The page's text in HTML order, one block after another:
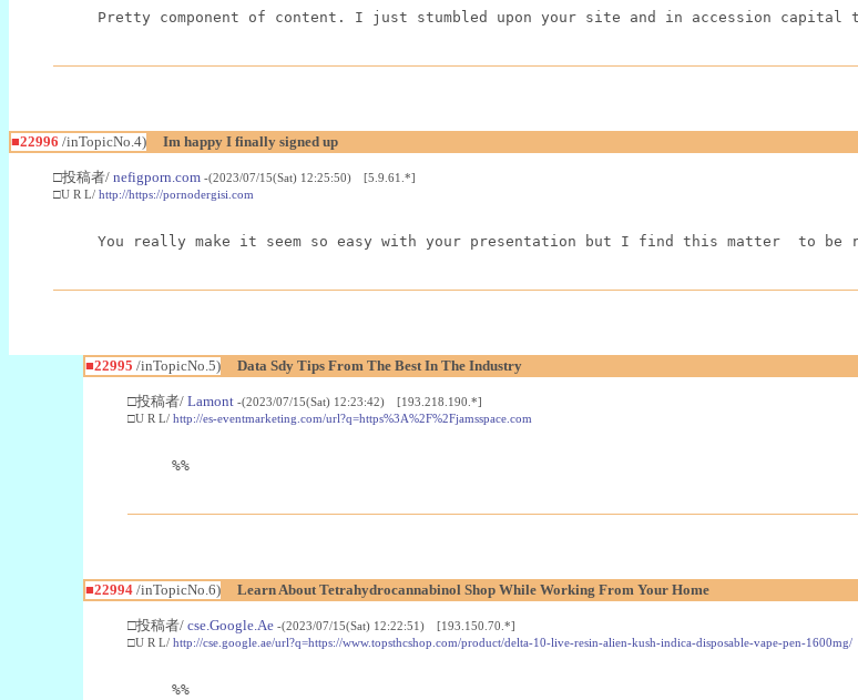
Pretty component of content. I just stumbled upon your site and in accession
■22996 /inTopicNo.4) Im happy I finally signed up
□投稿者/ nefigporn.com -(2023/07/15(Sat) 12:25:50) [5.9.61.*]
□U R L/ http://https://pornodergisi.com
You really make it seem so easy with your presentation but I find this matter  to
■22995 /inTopicNo.5) Data Sdy Tips From The Best In The Industry
□投稿者/ Lamont -(2023/07/15(Sat) 12:23:42) [193.218.190.*]
□U R L/ http://es-eventmarketing.com/url?q=https%3A%2F%2Fjamsspace.com
%%
■22994/inTopicNo.6) Learn About Tetrahydrocannabinol Shop While Working From Your Home
□投稿者/ cse.Google.Ae -(2023/07/15(Sat) 12:22:51) [193.150.70.*]
□U R L/ http://cse.google.ae/url?q=https://www.topsthcshop.com/product/delta-10-live-resin-alien-kush-indica-disposable-vape-pen-1600mg/
%%